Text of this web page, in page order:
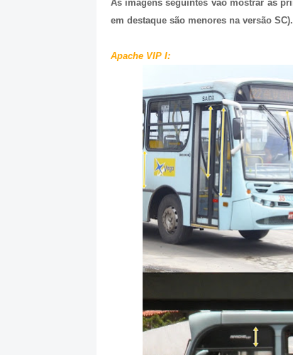
As imagens seguintes vão mostrar as
em destaque são menores na versão
Apache VIP I: